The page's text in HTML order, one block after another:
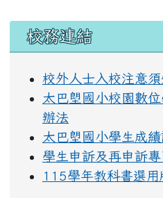
左邊區域內容
校務連結
校外人士入校注意須
太巴塱國小校園數
辦法
太巴塱國小學生成
學生申訴及再申訴專
115學年教科書選用